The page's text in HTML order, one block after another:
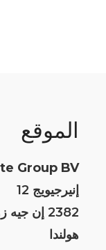
الموقع
Group BV
إنيرجيويج 12
2382 إن جيه زويتروود 2382
هولندا